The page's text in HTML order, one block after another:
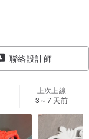
聯絡設計師
上次上線
3～7 天前